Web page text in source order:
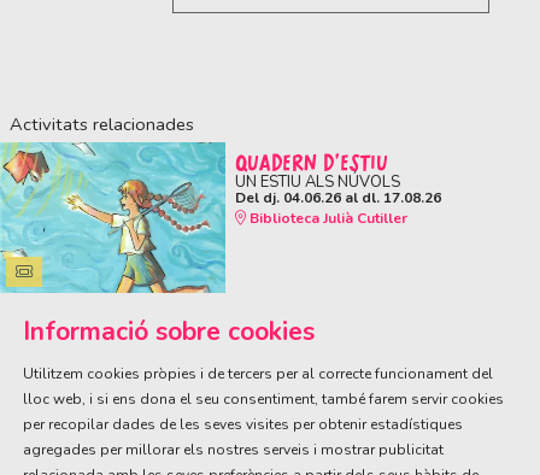
Activitats relacionades
QUADERN D'ESTIU
UN ESTIU ALS NÚVOLS
Del dj. 04.06.26al dl. 17.08.26
Biblioteca Julià Cutiller
ÀREA DE CULTURA
Olivareta, 38 · T. 972 83 00 05cultura@llagostera.cat
Informació sobre cookies
Utilitzem cookies pròpies i de tercers per al correcte funcionament del
lloc web, i si ens dona el seu consentiment, també farem servir cookies
per recopilar dades de les seves visites per obtenir estadístiques
agregades per millorar els nostres serveis i mostrar publicitat